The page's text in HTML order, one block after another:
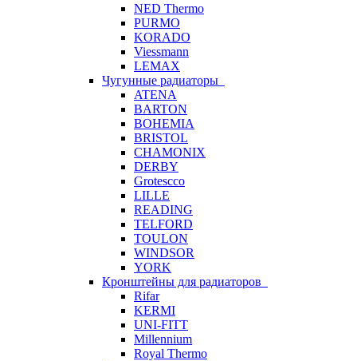
NED Thermo
PURMO
KORADO
Viessmann
LEMAX
Чугунные радиаторы
ATENA
BARTON
BOHEMIA
BRISTOL
CHAMONIX
DERBY
Grotescco
LILLE
READING
TELFORD
TOULON
WINDSOR
YORK
Кронштейны для радиаторов
Rifar
KERMI
UNI-FITT
Millennium
Royal Thermo